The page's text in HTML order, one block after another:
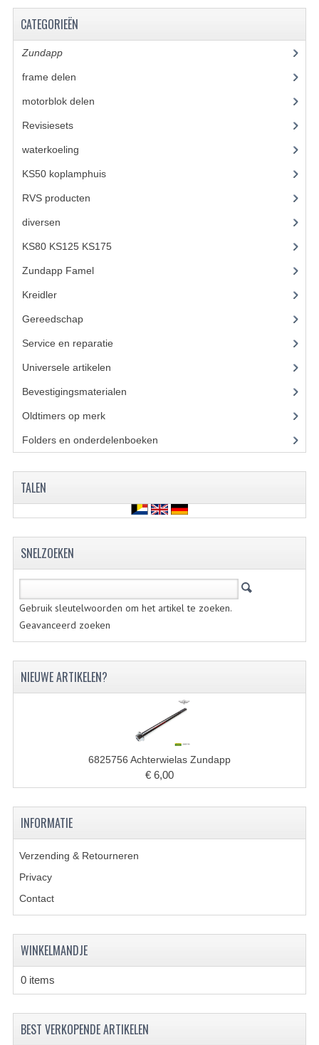
KOPLAMPEN
RICHTINGAANWIJZERS
SPROEIERSET BING KLEIN 44-021
SPROEIERSET BING KLEIN NT 44-031
SPROEIERSET BING ZESKANT 44-051
CARTERDELEN
CILINDERS EN ZUIGERS
CILINDERKITS
CILINDERKOPPEN
KRUKASSEN
LAGERS EN KEERRINGEN
KEERRINGSETS
BOUGIE EN BOUGIEDOP
PUNTEN ONTSTEKING
TANDWIELEN
CATEGORIEËN
Zundapp(2591)
frame delen
motorblok delen
Revisiesets(85)
waterkoeling
KS50 koplamphuis(22)
RVS producten
diversen
KS80 KS125 KS175(310)
Zundapp Famel(61)
Kreidler(648)
Gereedschap(5)
Service en reparatie
Universele artikelen
Bevestigingsmaterialen
Oldtimers op merk(73)
Folders en onderdelenboeken
TALEN
SNELZOEKEN
Gebruik sleutelwoorden om het artikel te zoeken.
Geavanceerd zoeken
NIEUWE ARTIKELEN?
6825756 Achterwielas Zundapp
€ 6,00
INFORMATIE
Verzending & Retourneren
Privacy
Contact
WINKELMANDJE
0 items
BEST VERKOPENDE ARTIKELEN